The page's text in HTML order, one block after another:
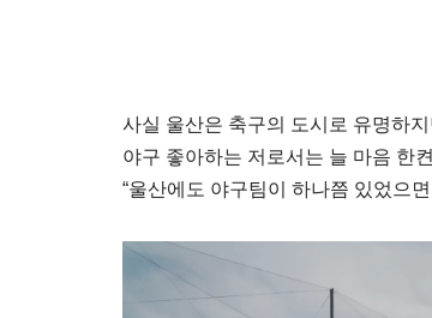
사실 울산은 축구의 도시로 유명하
야구 좋아하는 저로서는 늘 마음 한
“울산에도 야구팀이 하나쯤 있었으